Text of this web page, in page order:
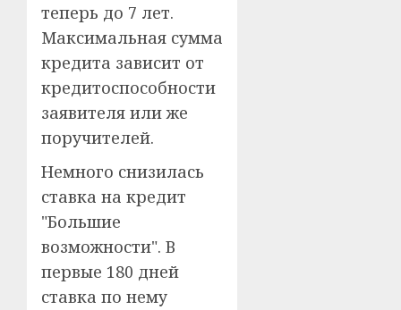
теперь до 7 лет.
Максимальная сумма
кредита зависит от
кредитоспособности
заявителя или же
поручителей.
Немного снизилась
ставка на кредит
"Большие
возможности". В
первые 180 дней
ставка по нему